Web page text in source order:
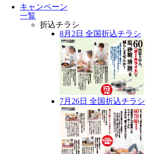
キャンペーン
一覧
折込チラシ
8月2日 全国折込チラシ
7月26日 全国折込チラシ